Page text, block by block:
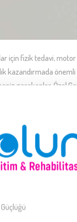
için fizik tedavi,
kazandırmada
gerekenler. Özel